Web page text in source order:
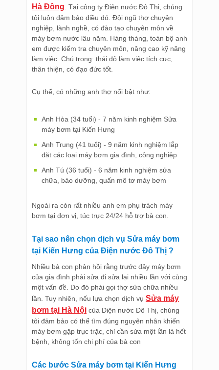
Hà Đông . Tại công ty Điện nước Đô Thị, chúng
tôi luôn đảm bảo điều đó. Đội ngũ thợ chuyên
nghiệp, lành nghề, có đào tạo chuyên môn về
máy bơm nước lâu năm. Hàng tháng, toàn bộ anh
em được kiểm tra chuyên môn, nâng cao kỹ năng
làm việc. Chú trọng: thái độ làm việc tích cực,
thân thiện, có đạo đức tốt.
Cụ thể, có những anh thợ nổi bật như:
Anh Hòa (34 tuổi) - 7 năm kinh nghiệm Sửa
máy bơm tại Kiến Hưng
Anh Trung (41 tuổi) - 9 năm kinh nghiệm lắp
đặt các loại máy bơm gia đình, công nghiệp
Anh Tú (36 tuổi) - 6 năm kinh nghiệm sửa
chữa, bảo dưỡng, quấn mô tơ máy bơm
Ngoài ra còn rất nhiều anh em phụ trách máy
bơm tại đơn vị, túc trực 24/24 hỗ trợ bà con.
Tại sao nên chọn dịch vụ Sửa máy bơm
tại Kiến Hưng của Điện nước Đô Thị ?
Nhiều bà con phản hồi rằng trước đây máy bơm
của gia đình phải sửa đi sửa lại nhiều lần với cùng
một vấn đề. Do đó phải gọi thợ sửa chữa nhiều
lần. Tuy nhiên, nếu lựa chọn dịch vụ Sửa máy
bơm tại Hà Nội của Điện nước Đô Thị, chúng
tôi đảm bảo có thể tìm đúng nguyên nhân khiến
máy bơm gặp trục trặc, chỉ cần sửa một lần là hết
bệnh, không tốn chi phí của bà con
Các bước Sửa máy bơm tại Kiến Hưng